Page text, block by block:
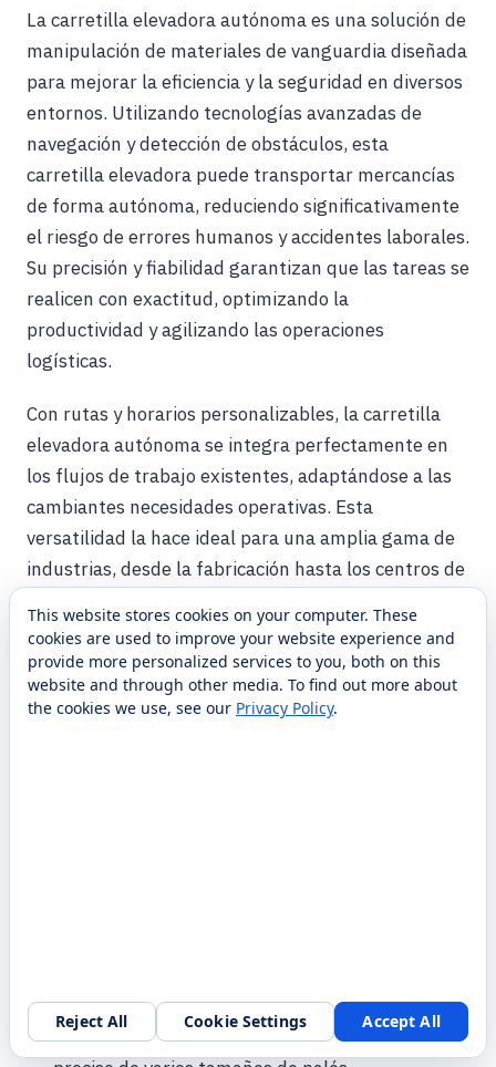
La carretilla elevadora autónoma es una solución de
manipulación de materiales de vanguardia diseñada
para mejorar la eficiencia y la seguridad en diversos
entornos. Utilizando tecnologías avanzadas de
navegación y detección de obstáculos, esta
carretilla elevadora puede transportar mercancías
de forma autónoma, reduciendo significativamente
el riesgo de errores humanos y accidentes laborales.
Su precisión y fiabilidad garantizan que las tareas se
realicen con exactitud, optimizando la
productividad y agilizando las operaciones
logísticas.
Con rutas y horarios personalizables, la carretilla
elevadora autónoma se integra perfectamente en
los flujos de trabajo existentes, adaptándose a las
cambiantes necesidades operativas. Esta
versatilidad la hace ideal para una amplia gama de
industrias, desde la fabricación hasta los centros de
materiales, la carretilla elevadora autónoma no sólo
mejora la eficiencia operativa, sino que también crea
un entorno de trabajo más seguro para los
para detectar y analizar las dimensiones de los
palés en tiempo real, lo que garantiza un manejo
This website stores cookies on your computer. These
cookies are used to improve your website experience and
provide more personalized services to you, both on this
website and through other media. To find out more about
the cookies we use, see our Privacy Policy.
Reject All Cookie Settings Accept All